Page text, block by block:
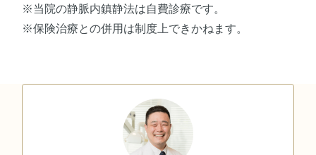
※当院の静脈内鎮静法は自費診療です。
※保険治療との併用は制度上できかねます。